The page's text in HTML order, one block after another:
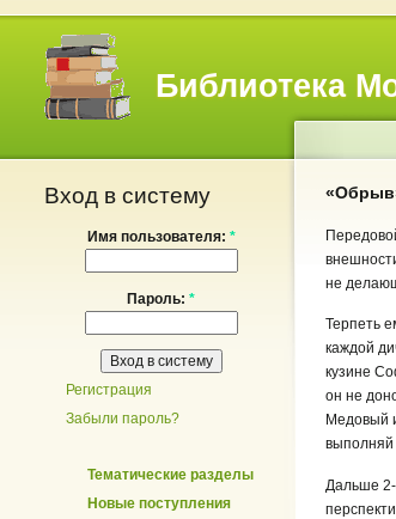
Библиотека
Вход в систему
Имя пользователя: *
Пароль: *
Регистрация
Забыли пароль?
Тематические разделы
Новые поступления
не
Терпеть
каждой
кузине
он не
Медовый
выполняй
Дальше